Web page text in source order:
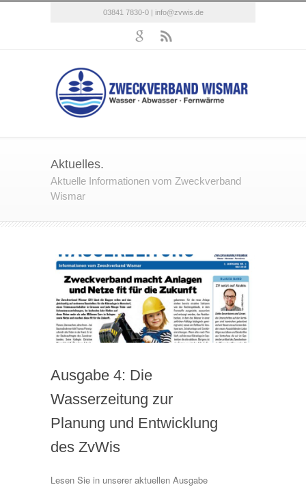
03841 7830-0 | info@zvwis.de
Aktuelles.
Aktuelle Informationen vom Zweckverband
Wismar
Ausgabe 4: Die
Wasserzeitung zur
Planung und Entwicklung
des ZvWis
Lesen Sie in unserer aktuellen Ausgabe